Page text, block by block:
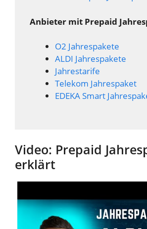
Anbieter mit Prepaid
O2 Jahrespakete
ALDI Jahrespakete
Jahrestarife
Telekom Jahrespaket
EDEKA Smart
Video: Prepaid
erklärt